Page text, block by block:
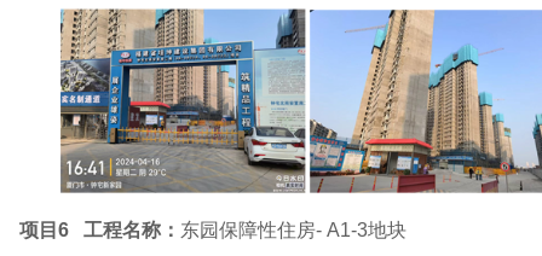
项目 6 工程名称： 东园保障性住房- A1-3地块